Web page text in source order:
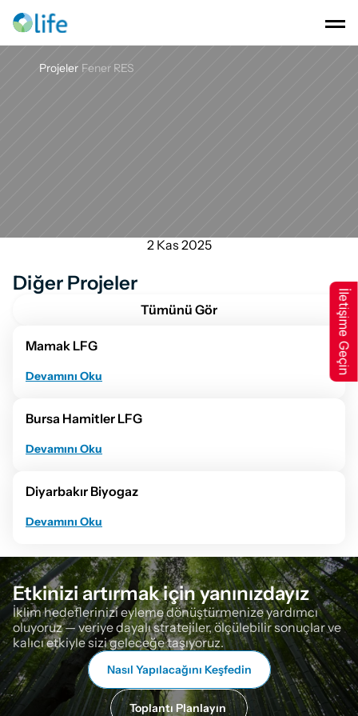
Projeler Fener RES
2 Kas 2025
Diğer Projeler
Tümünü Gör
Mamak LFG
Devamını Oku
Bursa Hamitler LFG
Devamını Oku
Diyarbakır Biyogaz
Devamını Oku
Etkinizi artırmak için yanınızdayız
İklim hedeflerinizi eyleme dönüştürmenize yardımcı
oluyoruz — veriye dayalı stratejiler, ölçülebilir sonuçlar ve
kalıcı etkiyle sizi geleceğe taşıyoruz.
Nasıl Yapılacağını Keşfedin
Toplantı Planlayın
İletişime Geçin